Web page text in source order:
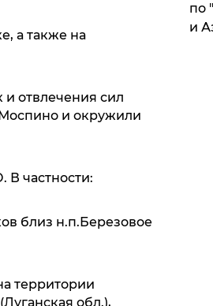
а также на
и отвлечения сил
и окружили
частности:
близ н.п.Березовое
территории
обл.),
по
и